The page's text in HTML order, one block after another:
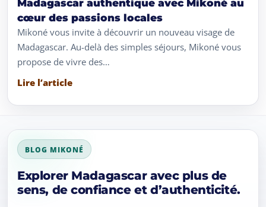
Madagascar authentique avec Mikoné au
cœur des passions locales
Mikoné vous invite à découvrir un nouveau visage de
Madagascar. Au-delà des simples séjours, Mikoné vous
propose de vivre des…
Lire l’article
BLOG MIKONÉ
Explorer Madagascar avec plus de
sens, de confiance et d’authenticité.